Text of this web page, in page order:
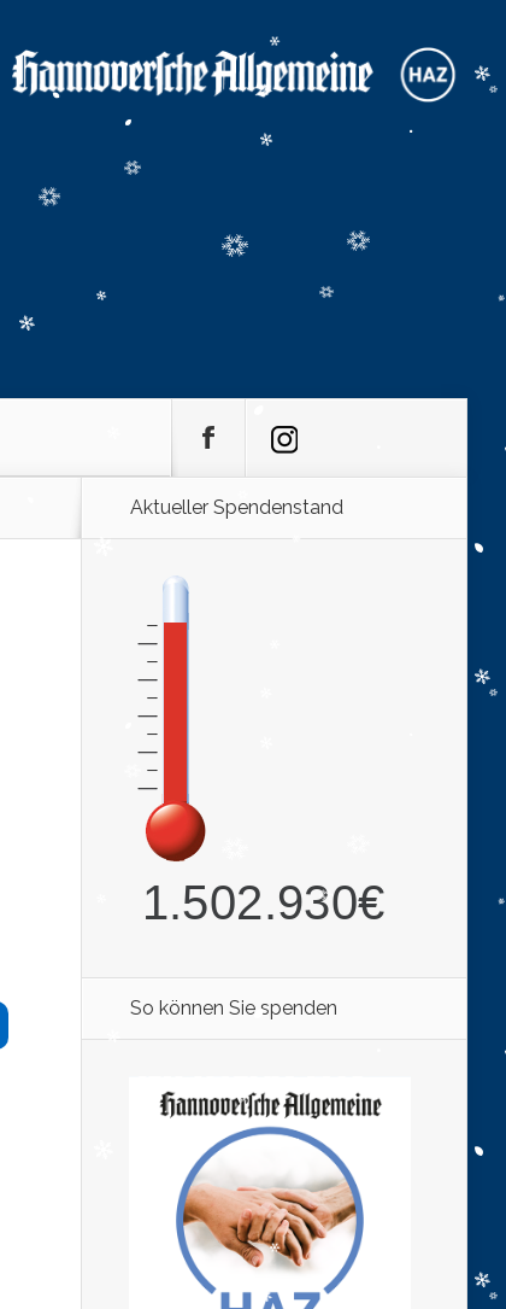
Aktueller Spendenstand
So können Sie spenden